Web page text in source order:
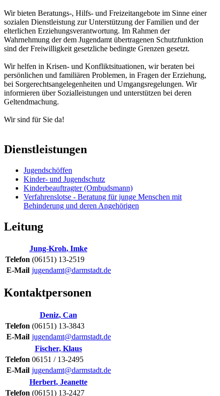
Wir bieten Beratungs-, Hilfs- und Freizeitangebote im Sinne einer
sozialen Dienstleistung zur Unterstützung der Familien und der
elterlichen Erziehungsverantwortung. Im Rahmen der
Wahrnehmung der dem Jugendamt übertragenen Schutzfunktion
sind der Freiwilligkeit gesetzliche bedingte Grenzen gesetzt.
Wir helfen in Krisen- und Konfliktsituationen, wir beraten bei
persönlichen und familiären Problemen, in Fragen der Erziehung,
bei Sorgerechtsangelegenheiten und Umgangsregelungen. Wir
informieren über Sozialleistungen und unterstützen bei deren
Geltendmachung.
Wir sind für Sie da!
Dienstleistungen
Jugendschöffen
Kinder- und Jugendschutz
Kinderbeauftragter (Ombudsmann)
Verfahrenslotse - Beratung für junge Menschen mit
Behinderung und deren Angehörigen
Leitung
Jung-Kroh, Imke
Telefon (06151) 13-2519
E-Mail jugendamt@darmstadt.de
Kontaktpersonen
Deniz, Can
Telefon (06151) 13-3843
E-Mail jugendamt@darmstadt.de
Fischer, Klaus
Telefon 06151 / 13-2495
E-Mail jugendamt@darmstadt.de
Herbert, Jeanette
Telefon (06151) 13-2427